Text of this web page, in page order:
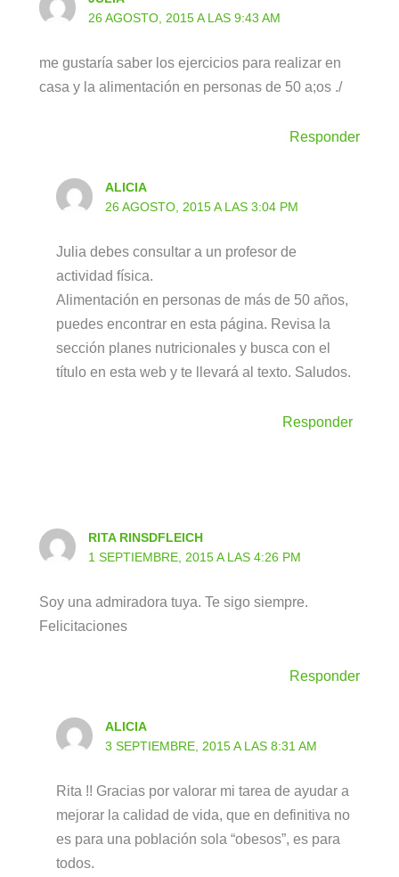
26 AGOSTO, 2015 A LAS 9:43 AM
me gustaría saber los ejercicios para realizar en
casa y la alimentación en personas de 50 a;os ./
Responder
ALICIA
26 AGOSTO, 2015 A LAS 3:04 PM
Julia debes consultar a un profesor de
actividad física.
Alimentación en personas de más de 50 años,
puedes encontrar en esta página. Revisa la
sección planes nutricionales y busca con el
título en esta web y te llevará al texto. Saludos.
Responder
RITA RINSDFLEICH
1 SEPTIEMBRE, 2015 A LAS 4:26 PM
Soy una admiradora tuya. Te sigo siempre.
Felicitaciones
Responder
ALICIA
3 SEPTIEMBRE, 2015 A LAS 8:31 AM
Rita !! Gracias por valorar mi tarea de ayudar a
mejorar la calidad de vida, que en definitiva no
es para una población sola “obesos”, es para
todos.